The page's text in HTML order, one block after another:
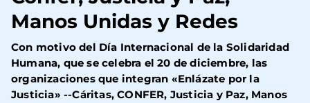
Manos Unidas y Redes
Con motivo del Día Internacional de la Solidaridad
Humana, que se celebra el 20 de diciembre, las
organizaciones que integran «Enlázate por la
Justicia» --Cáritas, CONFER, Justicia y Paz, Manos